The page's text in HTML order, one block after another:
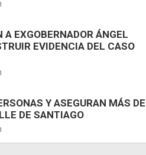
A EXGOBERNADOR ÁNGEL
EVIDENCIA DEL CASO
Y ASEGURAN MÁS
DE SANTIAGO